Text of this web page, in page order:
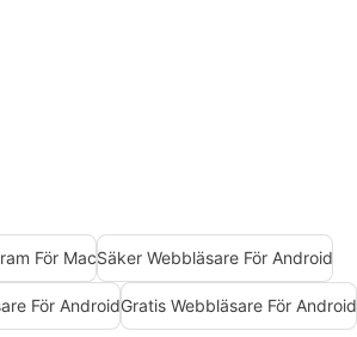
För MacSäker Webbläsare För Android
För AndroidGratis Webbläsare För Android